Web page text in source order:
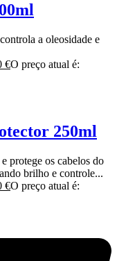
a oleosidade e
€O preço atual é:
250ml
protege os cabelos do
brilho e controle...
€O preço atual é: